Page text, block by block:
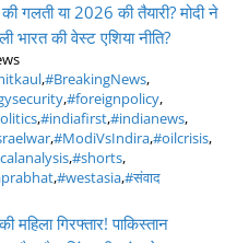
गलती या 2026 की तैयारी? मोदी ने
भारत की वेस्ट एशिया नीति?
,#BreakingNews,
,#foreignpolicy,
,#indiafirst,#indianews,
,#ModiVsIndira,#oilcrisis,
,#shorts,
,#westasia,#संवाद
महिला गिरफ्तार! पाकिस्तान